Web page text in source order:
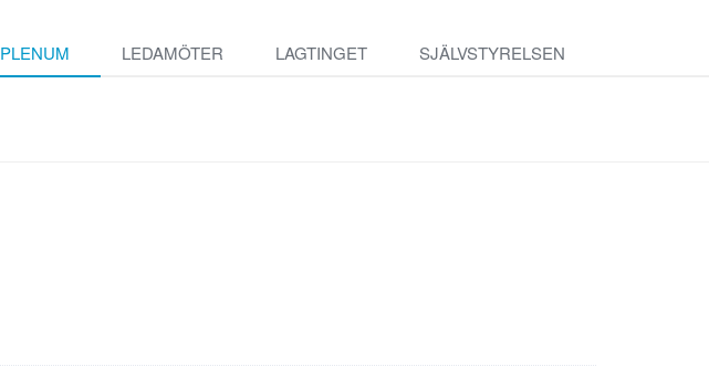
PLENUM LEDAMÖTER LAGTINGET SJÄLVSTYRELSEN